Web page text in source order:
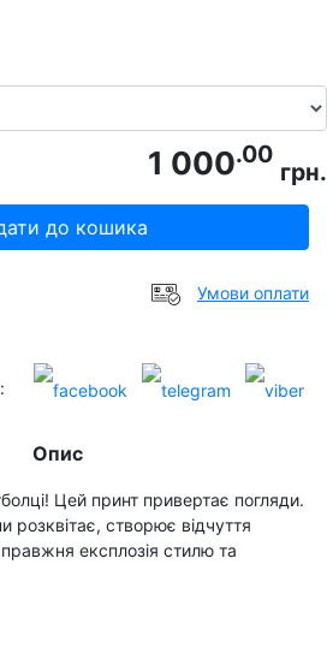
1 000.00
грн.
до кошика
Умови оплати
Опис
Цей принт привертає погляди.
розквітає, створює відчуття
експлозія стилю та